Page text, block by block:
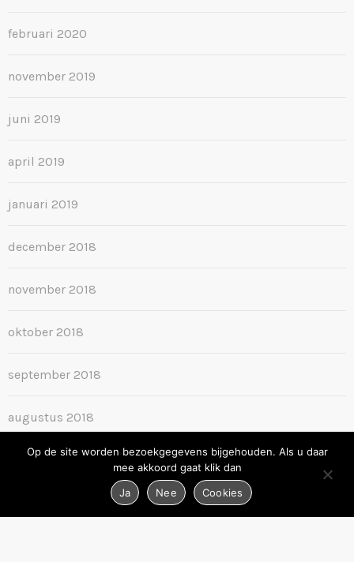
februari 2020
november 2019
juni 2019
april 2019
januari 2019
december 2018
november 2018
oktober 2018
september 2018
augustus 2018
juni 2018
Op de site worden bezoekgegevens bijgehouden. Als u daar
mee akkoord gaat klik dan
Ja
Nee Cookies